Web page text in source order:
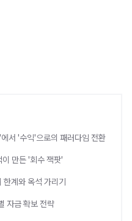
서 '수익'으로의 패러다임 전환
만든 '회수 잭팟'
한계와 옥석 가리기
자금 확보 전략